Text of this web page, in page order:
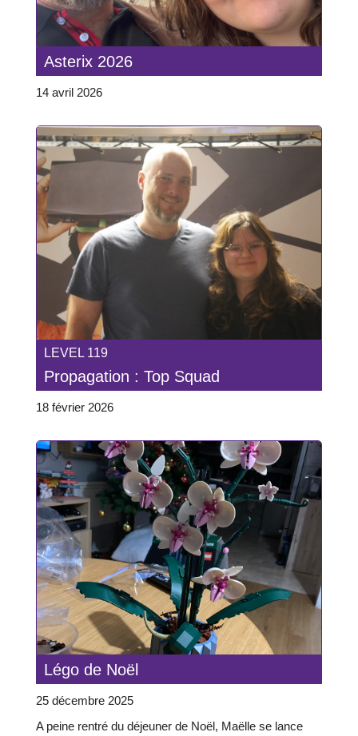
Asterix 2026
14 avril 2026
LEVEL 119
Propagation : Top Squad
18 février 2026
Légo de Noël
25 décembre 2025
A peine rentré du déjeuner de Noël, Maëlle se lance